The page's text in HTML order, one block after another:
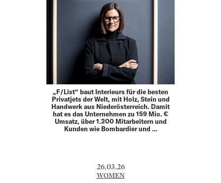
„F/List“ baut Interieurs für die besten
Privatjets der Welt, mit Holz, Stein und
Handwerk aus Niederösterreich. Damit
hat es das Unternehmen zu 159 Mio. €
Umsatz, über 1.200 Mitarbeitern und
Kunden wie Bombardier und …
26.03.26
WOMEN